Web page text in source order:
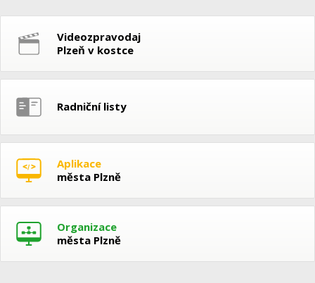
Videozpravodaj
Plzeň v kostce
Radniční listy
Aplikace
města Plzně
Organizace
města Plzně